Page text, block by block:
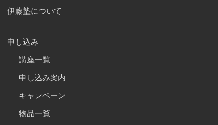
伊藤塾について
申し込み
講座一覧
申し込み案内
キャンペーン
物品一覧